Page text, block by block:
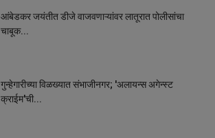
आंबेडकर जयंतीत डीजे वाजवणाऱ्यांवर लातूरात पोलीसांचा
चाबूक...
गुन्हेगारीच्या विळख्यात संभाजीनगर; 'अलायन्स अगेन्स्ट
क्राईम'ची...